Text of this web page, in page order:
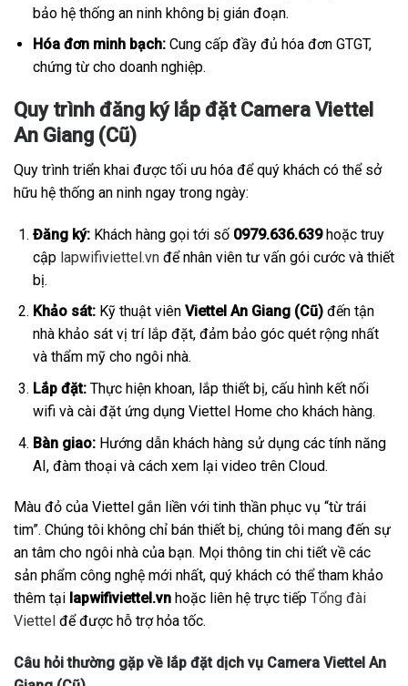
bảo hệ thống an ninh không bị gián đoạn.
Hóa đơn minh bạch:Cung cấp đầy đủ hóa đơn GTGT,
chứng từ cho doanh nghiệp.
Quy trình đăng ký lắp đặt Camera Viettel
An Giang (Cũ)
Quy trình triển khai được tối ưu hóa để quý khách có thể sở
hữu hệ thống an ninh ngay trong ngày:
Đăng ký:Khách hàng gọi tới số 0979.636.639hoặc truy
cập lapwifiviettel.vnđể nhân viên tư vấn gói cước và thiết
bị.
Khảo sát:Kỹ thuật viên Viettel An Giang (Cũ)đến tận
nhà khảo sát vị trí lắp đặt, đảm bảo góc quét rộng nhất
và thẩm mỹ cho ngôi nhà.
Lắp đặt:Thực hiện khoan, lắp thiết bị, cấu hình kết nối
wifi và cài đặt ứng dụng Viettel Home cho khách hàng.
Bàn giao:Hướng dẫn khách hàng sử dụng các tính năng
AI, đàm thoại và cách xem lại video trên Cloud.
Màu đỏ của Viettel gắn liền với tinh thần phục vụ “từ trái
tim”. Chúng tôi không chỉ bán thiết bị, chúng tôi mang đến sự
an tâm cho ngôi nhà của bạn. Mọi thông tin chi tiết về các
sản phẩm công nghệ mới nhất, quý khách có thể tham khảo
thêm tại lapwifiviettel.vn hoặc liên hệ trực tiếp Tổng đài
Viettel để được hỗ trợ hỏa tốc.
Câu hỏi thường gặp về lắp đặt dịch vụ Camera Viettel An